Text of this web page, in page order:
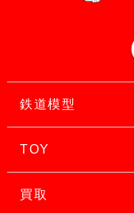
鉄道模型
TOY
買取